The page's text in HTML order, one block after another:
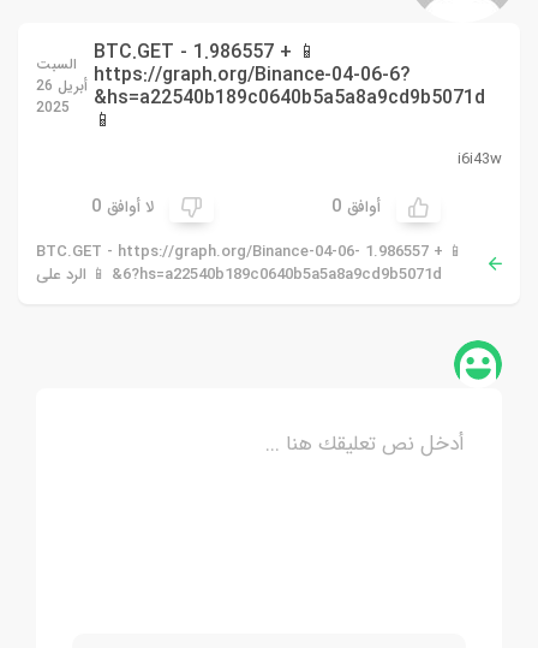
📱 + 1.986557 BTC.GET -
https://graph.org/Binance-04-06-6?
hs=a22540b189c0640b5a5a8a9cd9b5071d&
📱
السبت
أبريل 26
2025
i6i43w
أوافق 0 لا أوافق 0
📱 + 1.986557 BTC.GET - https://graph.org/Binance-04-06-
6?hs=a22540b189c0640b5a5a8a9cd9b5071d& 📱 الرد على